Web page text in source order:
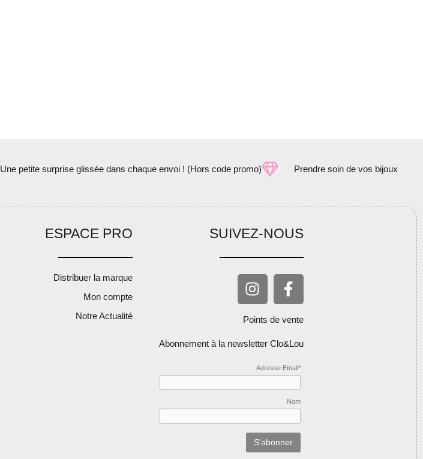
Une petite surprise glissée dans chaque envoi ! (Hors code promo) Prendre soin de vos bijoux
ESPACE PRO
Distribuer la marque
Mon compte
Notre Actualité
SUIVEZ-NOUS
Points de vente
Abonnement à la newsletter Clo&Lou
Adresse Email*
Nom